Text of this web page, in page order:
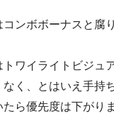
ンボボーナスと腐
ワイライトビジュ
く、とはいえ手持
ら優先度は下がり